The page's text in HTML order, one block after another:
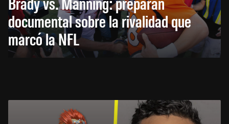
documental sobre la rivalidad que
marcó la NFL